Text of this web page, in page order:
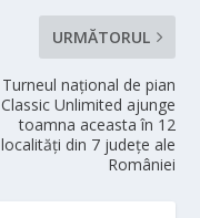
URMĂTORUL
Turneul național de pian
Classic Unlimited ajunge
toamna aceasta în 12
localități din 7 județe ale
României